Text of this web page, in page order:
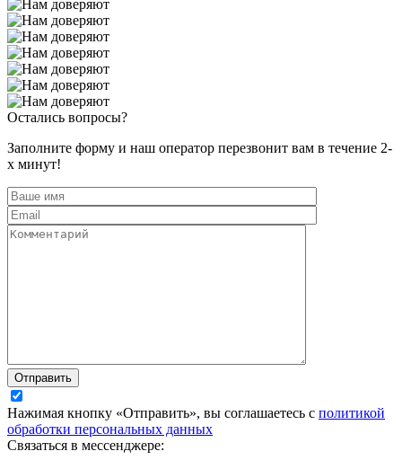
Остались вопросы?
Заполните форму и наш оператор перезвонит вам в течение 2-
х минут!
Отправить
Нажимая кнопку «Отправить», вы соглашаетесь с политикой
обработки персональных данных
Связаться в мессенджере: